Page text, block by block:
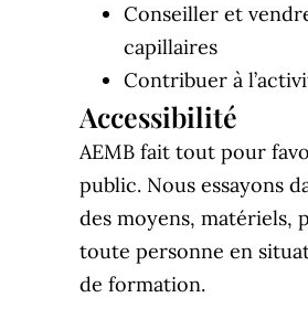
Conseiller et
capillaires
Contribuer à
Accessibilité
AEMB fait tout pour
public. Nous essayons
des moyens, matériels,
toute personne en
de formation.